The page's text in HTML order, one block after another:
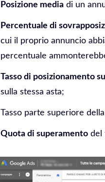
Posizione media di un
Percentuale di
cui il proprio annuncio
percentuale
Tasso di posizionamento
sulla stessa asta;
Tasso parte superiore
Quota di superamento del